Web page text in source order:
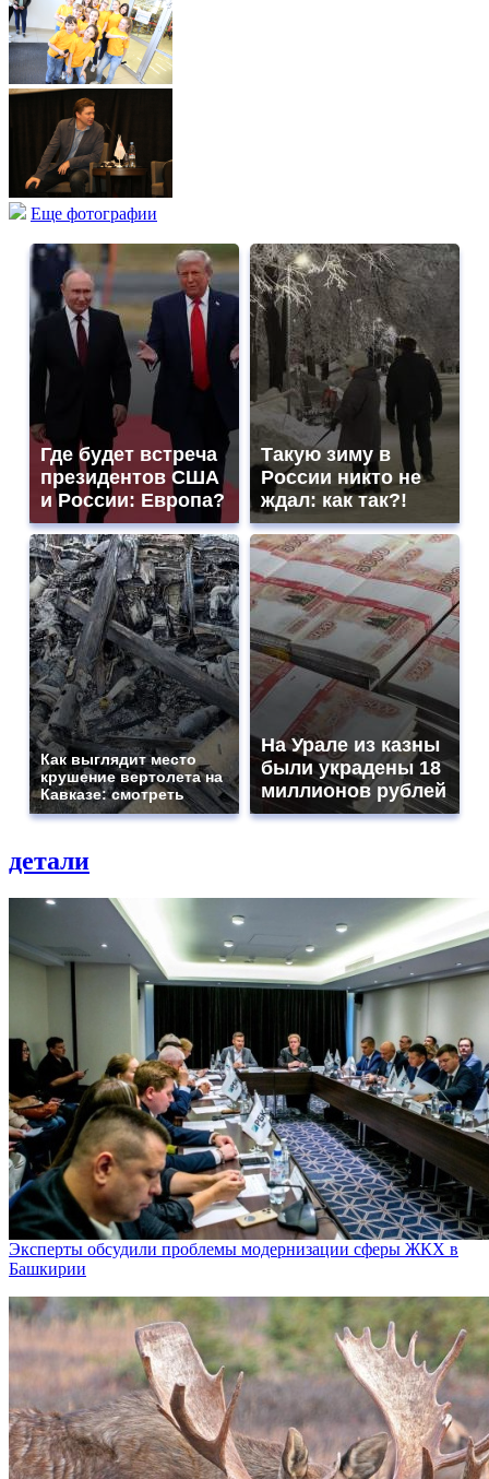
Еще фотографии
Где будет встреча
президентов США
и России: Европа?
Такую зиму в
России никто не
ждал: как так?!
Как выглядит место
крушение вертолета на
Кавказе: смотреть
На Урале из казны
были украдены 18
миллионов рублей
детали
Эксперты обсудили проблемы модернизации сферы ЖКХ в
Башкирии